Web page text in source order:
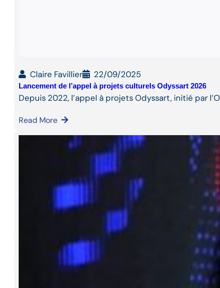
Claire Favillier 22/09/2025
Lancement de l’appel à projets culturels Odyssart 2026
Depuis 2022, l’appel à projets Odyssart, initié par
Read More